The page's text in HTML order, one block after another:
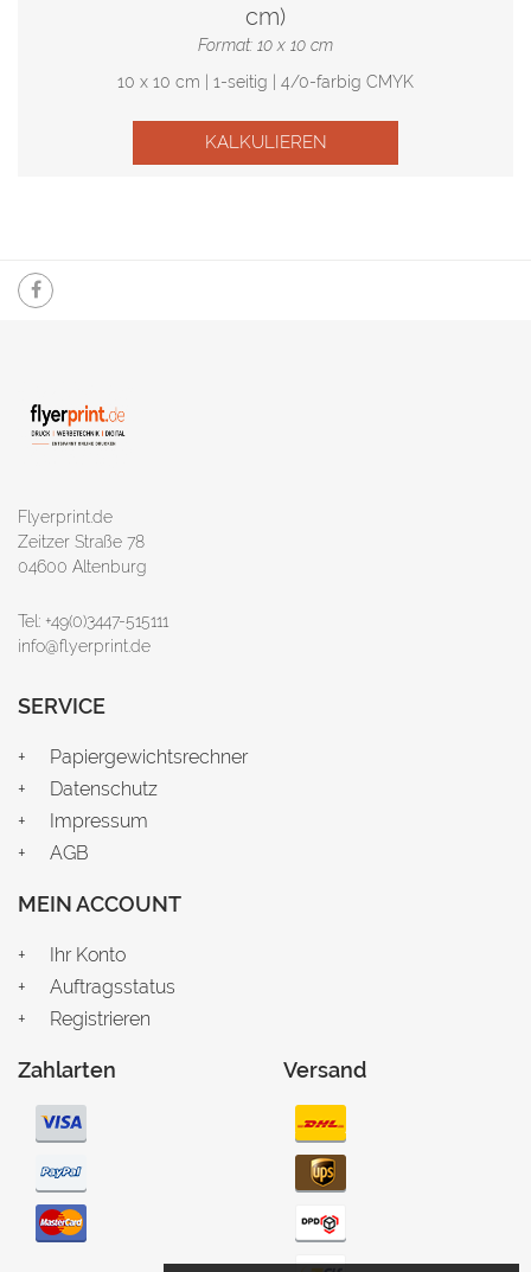
cm)
Format: 10 x 10 cm
10 x 10 cm | 1-seitig | 4/0-farbig CMYK
KALKULIEREN
Flyerprint.de
Zeitzer Straße 78
04600 Altenburg
Tel: +49(0)3447-515111
info@flyerprint.de
SERVICE
Papiergewichtsrechner
Datenschutz
Impressum
AGB
MEIN ACCOUNT
Ihr Konto
Auftragsstatus
Registrieren
Zahlarten Versand